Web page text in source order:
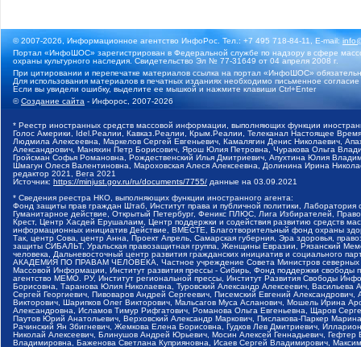
© 2007-2026, Информационное агентство ИнфоРос. Тел.: +7 495 718-84-11, E-mail:
Портал «ИнфоШОС» зарегистрирован в Федеральной службе по надзору в сфере
охраны культурного наследия. Свидетельство Эл № 77-31649 от 04 апреля 2008 г.
При цитировании и перепечатке материалов ссылка на портал «ИнфоШОС»
Для использования материалов в печатных изданиях необходимо письменное
Если вы увидели ошибку, выделите ее мышкой и нажмите клавиши Ctrl+Enter
©Создание сайта - Инфорос, 2007-2026
* Реестр иностранных средств массовой информации, выполняющих функции
Голос Америки, Idel.Реалии, Кавказ.Реалии, Крым.Реалии, Телеканал Настоящее
Людмила Алексеевна, Маркелов Сергей Евгеньевич, Камалягин Денис Николаевич,
Александрович, Маняхин Петр Борисович, Ярош Юлия Петровна, Чуракова Ольга
Гройсман Софья Романовна, Рождественский Илья Дмитриевич, Апухтина Юлия
Шмагун Олеся Валентиновна, Мароховская Алеся Алексеевна, Долинина Ирина
редактор 2021, Вега 2021
Источник: https://minjust.gov.ru/ru/documents/7755/ данные на 03.09.2021
* Сведения реестра НКО, выполняющих функции иностранного агента:
Фонд защиты прав граждан Штаб, Институт права и публичной политики,
Гуманитарное действие, Открытый Петербург, Феникс ПЛЮС, Лига Избирателей,
Крест, Центр Хасдей Ерушалаим, Центр поддержки и содействия развитию средств
информационных инициатив Действие, ВМЕСТЕ, Благотворительный фонд охраны
Так, центр Сова, центр Анна, Проект Апрель, Самарская губерния, Эра здоровья,
защиты СИБАЛЬТ, Уральская правозащитная группа, Женщины Евразии, Рязанский
человека, Дальневосточный центр развития гражданских инициатив и социального
АКАДЕМИЯ ПО ПРАВАМ ЧЕЛОВЕКА, Частное учреждение Совета Министров северных
Массовой Информации, Институт развития прессы - Сибирь, Фонд поддержки
агентство МЕМО. РУ, Институт региональной прессы, Институт Развития Свободы
Борисовна, Таранова Юлия Николаевна, Туровский Александр Алексеевич,
Сергей Георгиевич, Пивоваров Андрей Сергеевич, Писемский Евгений
Викторович, Шарипков Олег Викторович, Мальсагов Муса Асланович, Мошель Ирина
Александровна, Исламов Тимур Рифгатович, Романова Ольга Евгеньевна, Щаров
Паутов Юрий Анатольевич, Верховский Александр Маркович, Пислакова-Паркер
Рачинский Ян Збигневич, Жемкова Елена Борисовна, Гудков Лев Дмитриевич,
Николай Алексеевич, Блинушов Андрей Юрьевич, Мосин Алексей Геннадьевич,
Владимировна, Баженова Светлана Куприяновна, Исаев Сергей Владимирович,